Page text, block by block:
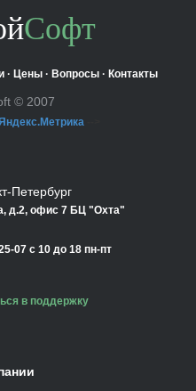
Софт
· Цены· Вопросы· Контакты
© 2007
Петербург
д.2, офис 7 БЦ "Охта"
07 c 10 до 18 пн-пт
в поддержку